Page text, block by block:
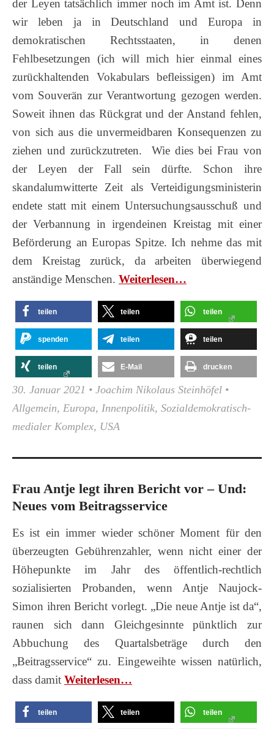
der Leyen tatsächlich immer noch im Amt ist. Denn
wir leben ja in Deutschland und Europa in
demokratischen Rechtsstaaten, in denen
Fehlbesetzungen (ich will mich hier einmal eines
zurückhaltenden Vokabulars befleissigen) im Amt
vom Souverän zur Verantwortung gezogen werden.
Soweit ihnen das Rückgrat und der Anstand fehlen,
von sich aus die unvermeidbaren Konsequenzen zu
ziehen und zurückzutreten. Wie dies bei Frau von
der Leyen der Fall sein dürfte. Schon ihre
skandalumwitterte Zeit als Verteidigungsministerin
endete statt mit einem Untersuchungsausschuß und
der Verbannung in irgendeinen Kreistag mit einer
Beförderung an Europas Spitze. Ich nehme das mit
dem Kreistag zurück, da arbeiten überwiegend
anständige Menschen. Wei­ter­le­sen…
teilen teilen teilen
spenden teilen teilen
teilen E-Mail drucken
30. Januar 2021 • Joachim Nikolaus Steinhöfel •
Allgemein, Europa, Innenpolitik, Sozialdemokratisch-
medialer Komplex, USA
Frau Antje legt ihren Bericht vor – Und:
Neues vom Beitragsservice
Es ist ein immer wieder schöner Moment für den
überzeugten Gebührenzahler, wenn nicht einer der
Höhepunkte im Jahr des öffentlich-rechtlich
sozialisierten Probanden, wenn Antje Naujock-
Simon ihren Bericht vorlegt. „Die neue Antje ist da“,
raunen sich dann Gleichgesinnte pünktlich zur
Abbuchung des Quartalsbeträge durch den
„Beitragsservice“ zu. Eingeweihte wissen natürlich,
dass damit Wei­ter­le­sen…
teilen teilen teilen